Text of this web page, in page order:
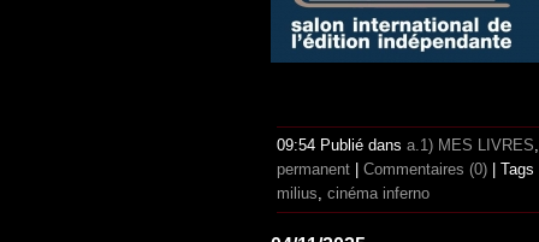
09:54 Publié dans a.1) MES LIVRES
permanent
Commentaires (0) |
milius, cinéma inferno